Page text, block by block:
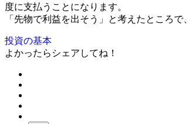
度に支払うことになります。
「先物で利益を出そう」と考えたところ
投資の基本
よかったらシェアしてね！